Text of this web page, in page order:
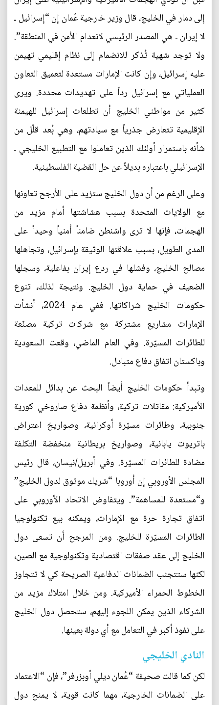
إلى دمار في الخليج، قال وزير خارجية عُمان إن “إسرائيل ـ
لا إيران ـ هي المصدر الرئيسي لانعدام الأمن في المنطقة”.
ولا توجد شهية تُذكر للانضمام إلى نظام إقليمي تهيمن
عليه إسرائيل، وإن كانت الإمارات مستعدة لتعميق التعاون
العملياتي مع إسرائيل رداً على تهديدات محددة. ويرى
كثير من مواطني الخليج أن تطلعات إسرائيل للهيمنة
الإقليمية تتعارض جذرياً مع سيادتهم، وهي بُعد قلّل من
شأنه باستمرار أولئك الذين تعاملوا مع التطبيع الخليجي ـ
الإسرائيلي باعتباره بديلاً عن حل القضية الفلسطينية.
وعلى الرغم من أن دول الخليج ستزيد على الأرجح تعاونها
مع الولايات المتحدة بسبب هشاشتها أمام مزيد من
الهجمات، فإنها لا ترى واشنطن ضامناً أمنياً وحيداً على
المدى الطويل، بسبب علاقتها الوثيقة بإسرائيل، وتجاهلها
مصالح الخليج، وفشلها في ردع إيران بفاعلية، وسجلها
الضعيف في حماية دول الخليج. ونتيجة لذلك، تنوع
حكومات الخليج شراكاتها. ففي عام 2024، أنشأت
الإمارات مشاريع مشتركة مع شركات تركية مصنّعة
للطائرات المسيّرة. وفي العام الماضي، وقعت السعودية
وباكستان اتفاق دفاع متبادل.
وتبدأ حكومات الخليج أيضاً البحث عن بدائل للمعدات
الأميركية: مقاتلات تركية، وأنظمة دفاع صاروخي كورية
جنوبية، وطائرات مسيّرة أوكرانية، وصواريخ اعتراض
باتريوت يابانية، وصواريخ بريطانية منخفضة التكلفة
مضادة للطائرات المسيّرة. وفي أبريل/نيسان، قال رئيس
المجلس الأوروبي إن أوروبا “شريك موثوق لدول الخليج”
و“مستعدة للمساهمة”. ويتفاوض الاتحاد الأوروبي على
اتفاق تجارة حرة مع الإمارات، ويمكنه بيع تكنولوجيا
الطائرات المسيّرة للخليج. ومن المرجح أن تسعى دول
الخليج إلى عقد صفقات اقتصادية وتكنولوجية مع الصين،
لكنها ستتجنب الضمانات الدفاعية الصريحة كي لا تتجاوز
الخطوط الحمراء الأميركية. ومن خلال امتلاك مزيد من
الشركاء الذين يمكن اللجوء إليهم، ستحصل دول الخليج
على نفوذ أكبر في التعامل مع أي دولة بعينها.
النادي الخليجي
لكن كما قالت صحيفة “عُمان ديلي أوبزرفر”، فإن “الاعتماد
على الضمانات الخارجية، مهما كانت قوية، لا يمنح دول